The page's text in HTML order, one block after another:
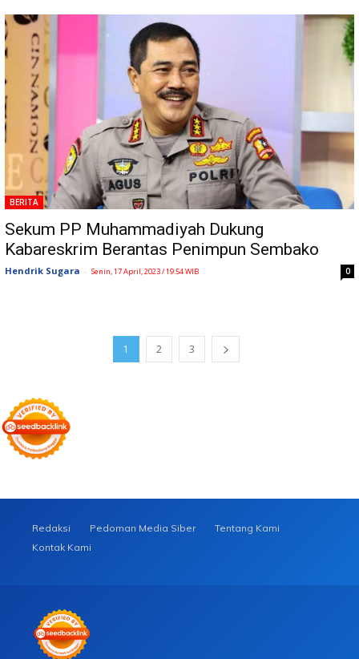
BERITA
Sekum PP Muhammadiyah Dukung
Kabareskrim Berantas Penimpun Sembako
Hendrik Sugara - Senin, 17 April, 2023 / 19:54 WIB 0
1 2 3
Redaksi Pedoman Media Siber
Tentang Kami
Kontak Kami